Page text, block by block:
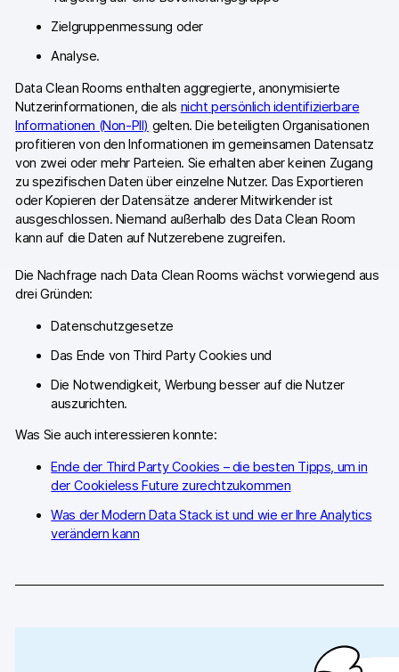
Ecommerce Analytics
Vergleiche
GA4-Wissensbank
Wechsel von Matomo
Blog
Content Katalog
Vergleiche
Webinare
Playbook zur Datenaktivierung
Shopify App Playbook
Zielgruppenmessung oder
Analyse.
Data Clean Rooms enthalten aggregierte, anonymisierte
Nutzerinformationen, die als nicht persönlich identifizierbare
Informationen (Non-PII) gelten. Die beteiligten Organisationen
profitieren von den Informationen im gemeinsamen Datensatz
von zwei oder mehr Parteien. Sie erhalten aber keinen Zugang
zu spezifischen Daten über einzelne Nutzer. Das Exportieren
oder Kopieren der Datensätze anderer Mitwirkender ist
ausgeschlossen. Niemand außerhalb des Data Clean Room
kann auf die Daten auf Nutzerebene zugreifen.
Die Nachfrage nach Data Clean Rooms wächst vorwiegend aus
drei Gründen:
Datenschutzgesetze
Das Ende von Third Party Cookies und
Die Notwendigkeit, Werbung besser auf die Nutzer
auszurichten.
Was Sie auch interessieren konnte:
Ende der Third Party Cookies – die besten Tipps, um in
der Cookieless Future zurechtzukommen
Was der Modern Data Stack ist und wie er Ihre Analytics
verändern kann